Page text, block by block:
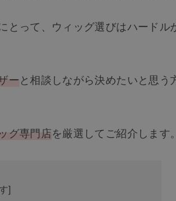
とって、ウィッグ選びはハードル
ーと相談しながら決めたいと思う
グ専門店を厳選してご紹介します。
]